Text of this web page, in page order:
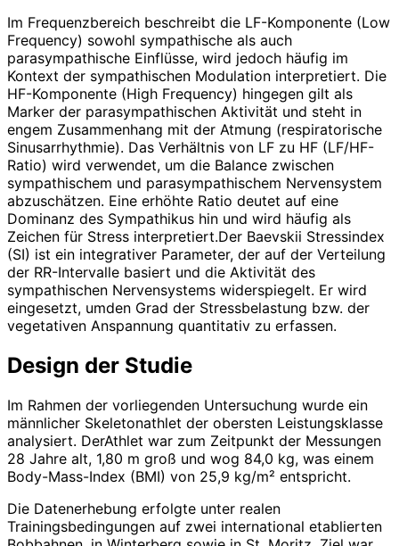
Im Frequenzbereich beschreibt die LF-Komponente (Low
Frequency) sowohl sympathische als auch
parasympathische Einflüsse, wird jedoch häufig im
Kontext der sympathischen Modulation interpretiert. Die
HF-Komponente (High Frequency) hingegen gilt als
Marker der parasympathischen Aktivität und steht in
engem Zusammenhang mit der Atmung (respiratorische
Sinusarrhythmie). Das Verhältnis von LF zu HF (LF/HF-
Ratio) wird verwendet, um die Balance zwischen
sympathischem und parasympathischem Nervensystem
abzuschätzen. Eine erhöhte Ratio deutet auf eine
Dominanz des Sympathikus hin und wird häufig als
Zeichen für Stress interpretiert.Der Baevskii Stressindex
(SI) ist ein integrativer Parameter, der auf der Verteilung
der RR-Intervalle basiert und die Aktivität des
sympathischen Nervensystems widerspiegelt. Er wird
eingesetzt, umden Grad der Stressbelastung bzw. der
vegetativen Anspannung quantitativ zu erfassen.
Design der Studie
Im Rahmen der vorliegenden Untersuchung wurde ein
männlicher Skeletonathlet der obersten Leistungsklasse
analysiert. DerAthlet war zum Zeitpunkt der Messungen
28 Jahre alt, 1,80 m groß und wog 84,0 kg, was einem
Body-Mass-Index (BMI) von 25,9 kg/m² entspricht.
Die Datenerhebung erfolgte unter realen
Trainingsbedingungen auf zwei international etablierten